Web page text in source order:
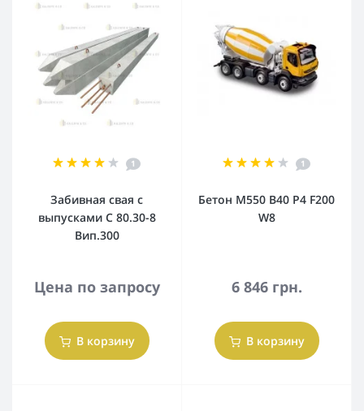
1
Забивная свая с
выпусками С 80.30-8
Вип.300
Цена по запросу
В корзину
1
Бетон М550 В40 Р4 F200
W8
6 846 грн.
В корзину